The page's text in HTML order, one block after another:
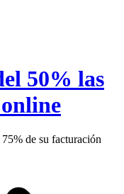
50% las
de su facturación